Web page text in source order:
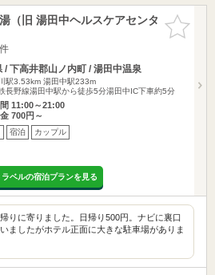
お気に入
りに追加
（旧 湯田中ヘルスケアセンタ
/ 下高井郡山ノ内町 / 湯田中温泉
駅3.53km 湯田中駅233m
長野線湯田中駅から徒歩5分湯田中IC下車約5分
11:00～21:00
700円～
宿泊 カップル
ベルの宿泊プランを見る
りに寄りました。日帰り500円。ナビに裏口
ましたがホテル正面に大きな駐車場がありま